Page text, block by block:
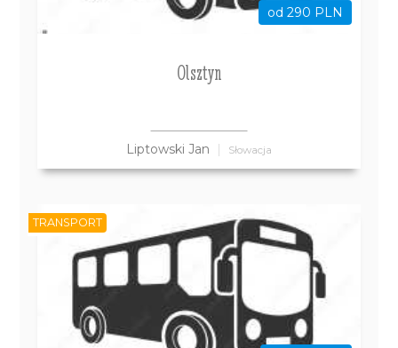
od 290 PLN
Olsztyn
Liptowski Jan Słowacja
TRANSPORT